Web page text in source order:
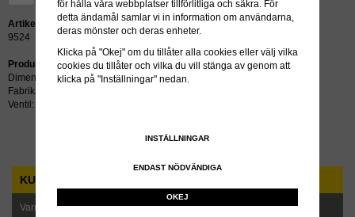
Artikelnummer:
9524
Produktbeskrivning:
Dimension: 13x5.00-6
Fabrikat: Gripen
Ventil: TR13
KUNDTJÄNST
Varmt välkommen att kontakta oss!
för hålla våra webbplatser tillförlitliga och säkra. För
detta ändamål samlar vi in information om användarna,
deras mönster och deras enheter.
Klicka på "Okej" om du tillåter alla cookies eller välj vilka
cookies du tillåter och vilka du vill stänga av genom att
klicka på "Inställningar" nedan.
INSTÄLLNINGAR
ENDAST NÖDVÄNDIGA
OKEJ